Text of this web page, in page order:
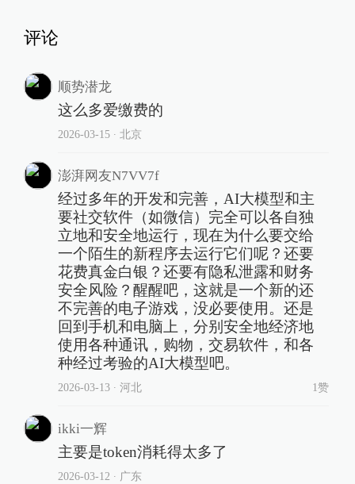
评论
顺势潜龙
这么多爱缴费的
2026-03-15∙ 北京
澎湃网友N7VV7f
经过多年的开发和完善，AI大模型和主
要社交软件（如微信）完全可以各自独
立地和安全地运行，现在为什么要交给
一个陌生的新程序去运行它们呢？还要
花费真金白银？还要有隐私泄露和财务
安全风险？醒醒吧，这就是一个新的还
不完善的电子游戏，没必要使用。还是
回到手机和电脑上，分别安全地经济地
使用各种通讯，购物，交易软件，和各
种经过考验的AI大模型吧。
2026-03-13∙ 河北 1赞
ikki一辉
主要是token消耗得太多了
2026-03-12 ∙ 广东